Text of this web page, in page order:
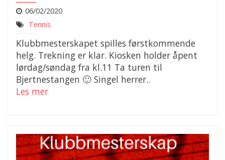
06/02/2020
Tennis
Klubbmesterskapet spilles førstkommende
helg. Trekning er klar. Kiosken holder åpent
lørdag/søndag fra kl.11 Ta turen til
Bjertnestangen 🙂 Singel herrer..
Les mer